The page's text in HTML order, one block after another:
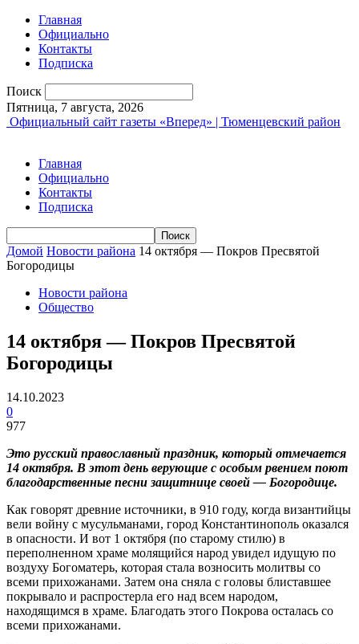
Главная
Официально
Контакты
Подписка
Поиск
Пятница, 7 августа, 2026
Официальный сайт газеты «Вперед» | Тюменцевский район
Главная
Официально
Контакты
Подписка
Домой Новости района 14 октября — Покров Пресвятой
Богородицы
Новости района
Общество
14 октября — Покров Пресвятой
Богородицы
14.10.2023
0
977
Это русский православный праздник, который отмечается
14 октября. В этот день верующие с особым рвением поют
благодарственные песни защитнице своей — Богородице.
Как говорят древние источники, в 910 году, когда византийцы
вели войну с мусульманами, город Константинополь оказался
в опасности. И вот 1 октября (по старому стилю) в
переполненном храме молящийся народ увидел идущую по
воздуху Богоматерь, которая стала возносить молитвы со
всеми прихожанами. Затем она сняла с головы блиставшее
покрывало и распростерла его над всем народом,
находящимся в храме. Благодать этого Покрова осталась со
всеми прихожанами.